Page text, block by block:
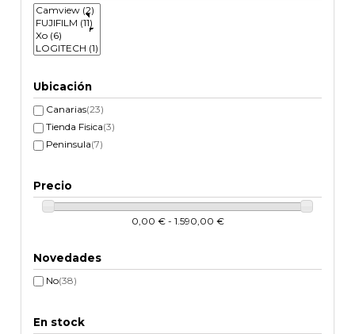
Ubicación
Canarias(23)
Tienda Fisica(3)
Peninsula(7)
Precio
0,00 € - 1.590,00 €
Novedades
No(38)
En stock